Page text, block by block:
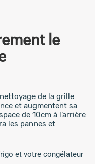
le
de la grille
et augmentent sa
de 10cm à l’arrière
les pannes et
et votre congélateur